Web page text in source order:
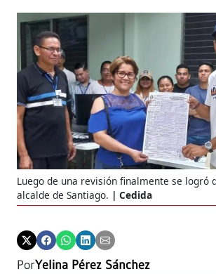
Luego de una revisión finalmente se logró
alcalde de Santiago.
Cedida
PorYelina Pérez Sánchez